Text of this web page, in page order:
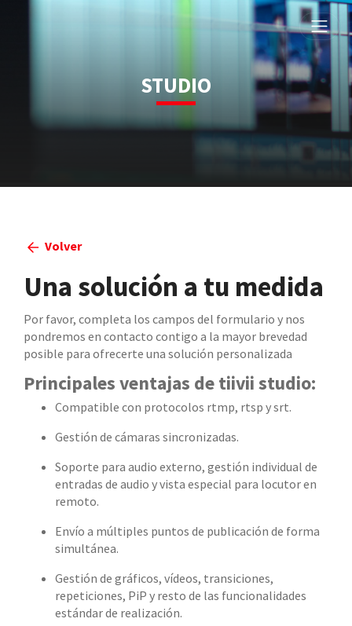
STUDIO
Volver
Una solución a tu medida
Por favor, completa los campos del formulario y nos
pondremos en contacto contigo a la mayor brevedad
posible para ofrecerte una solución personalizada
Principales ventajas de tiivii studio:
Compatible con protocolos rtmp, rtsp y srt.
Gestión de cámaras sincronizadas.
Soporte para audio externo, gestión individual de
entradas de audio y vista especial para locutor en
remoto.
Envío a múltiples puntos de publicación de forma
simultánea.
Gestión de gráficos, vídeos, transiciones,
repeticiones, PiP y resto de las funcionalidades
estándar de realización.